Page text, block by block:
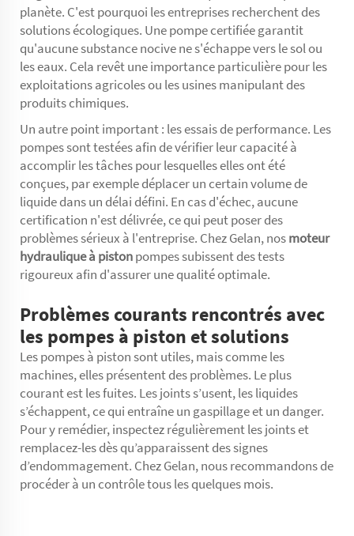
planète. C'est pourquoi les entreprises recherchent des
solutions écologiques. Une pompe certifiée garantit
qu'aucune substance nocive ne s'échappe vers le sol ou
les eaux. Cela revêt une importance particulière pour les
exploitations agricoles ou les usines manipulant des
produits chimiques.
Un autre point important : les essais de performance. Les
pompes sont testées afin de vérifier leur capacité à
accomplir les tâches pour lesquelles elles ont été
conçues, par exemple déplacer un certain volume de
liquide dans un délai défini. En cas d'échec, aucune
certification n'est délivrée, ce qui peut poser des
problèmes sérieux à l'entreprise. Chez Gelan, nosmoteur
hydraulique à pistonpompes subissent des tests
rigoureux afin d'assurer une qualité optimale.
Problèmes courants rencontrés avec
les pompes à piston et solutions
Les pompes à piston sont utiles, mais comme les
machines, elles présentent des problèmes. Le plus
courant est les fuites. Les joints s’usent, les liquides
s’échappent, ce qui entraîne un gaspillage et un danger.
Pour y remédier, inspectez régulièrement les joints et
remplacez-les dès qu’apparaissent des signes
d’endommagement. Chez Gelan, nous recommandons de
procéder à un contrôle tous les quelques mois.